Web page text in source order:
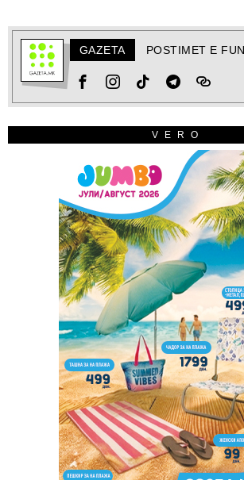
GAZETA POSTIMET E
VERO